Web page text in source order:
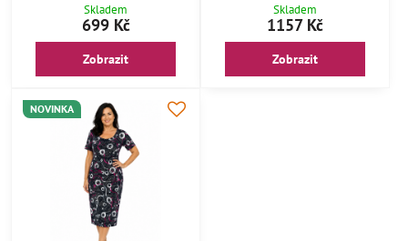
Skladem
699 Kč
Zobrazit
Skladem
1157 Kč
Zobrazit
NOVINKA